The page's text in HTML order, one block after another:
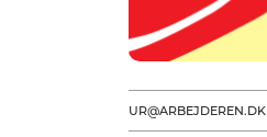
UR@ARBEJDEREN.DK